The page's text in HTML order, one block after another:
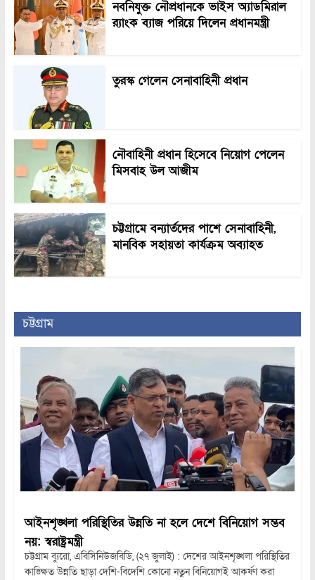
নবনিযুক্ত নৌপ্রধানকে ভাইস অ্যাডমিরাল
র‍্যাংক ব্যাজ পরিয়ে দিলেন প্রধানমন্ত্রী
তুরস্ক গেলেন সেনাবাহিনী প্রধান
নৌবাহিনী প্রধান হিসেবে নিয়োগ পেলেন
মিসবাহ উল আজীম
চট্টগ্রামে বন্যার্তদের পাশে সেনাবাহিনী,
মানবিক সহায়তা কার্যক্রম অব্যাহত
চট্টগ্রাম
আইনশৃঙ্খলা পরিস্থিতির উন্নতি না হলে দেশে বিনিয়োগ সম্ভব
নয়: স্বরাষ্ট্রমন্ত্রী
চট্টগ্রাম ব্যুরো, এবিসিনিউজবিডি, (২৭ জুলাই) : দেশের আইনশৃঙ্খলা পরিস্থিতির
কাঙ্ক্ষিত উন্নতি ছাড়া দেশি-বিদেশি কোনো নতুন বিনিয়োগই আকর্ষণ করা